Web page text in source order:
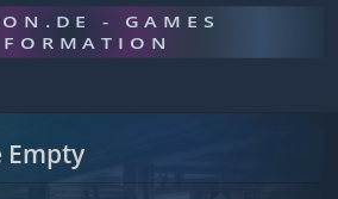
- GAMES
Empty